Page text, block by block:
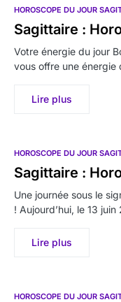
HOROSCOPE DU JOUR
Sagittaire :
Votre énergie du jour
vous offre une
Lire plus
HOROSCOPE DU JOUR
Sagittaire :
Une journée sous le
! Aujourd’hui, le 13
Lire plus
HOROSCOPE DU JOUR